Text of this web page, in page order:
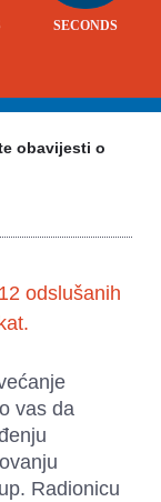
SECONDS
obavijesti o
odslušanih
vas da
Radionicu